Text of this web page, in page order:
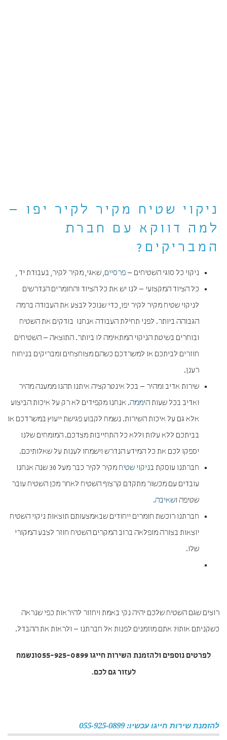
ניקוי שטיח מקיר לקיר יפו –
למה דווקא עם חברת
המבריקים?
ניקוי כל סוגי השטיחים – פרסיים, שאגי, מקיר לקיר, בעבודת יד ,
כל הציוד המקצועי – לנו יש את כל הציוד והחומרים הנדרשים
לניקוי שטיח מקיר לקיר יפו, כדי שנוכל לבצע את העבודה ברמה
הגבוהה ביותר. לפני תחילת העבודה אנחנו בודקים את השטיח
ובוחרים בשיטת הניקוי המתאימה לו ביותר. התוצאה – השטיחים
חוזרים לביתכם או למשרדכם כשהם מצוחצחים ומבריקים בניחוח
רענן.
שירות אדיב ומהיר – בכל אינטרקציה איתנו תהנו ממענה מהיר
ואדיב בכל שעות היממה. אנחנו מקפידים לא רק על איכות הביצוע
אלא גם על איכות השירות. נשמח לקבוע פגישת ייעוץ במשרדכם או
בביתכם ללא עלות וללא כל התחייבות מצדכם. המומחים שלנו
יספקו לכם את כל המידע הנדרש וישמחו לענות על שאלותיכם.
חברתנו עוסקת בניקוי שטיח
מקיר לקיר כבר מעל 30 שנה אנחנו
עובדים עם מכשור מתקדם קרצוף השטיח לאחר מכן השטיח עובר
שטיפה ושאיבה.
חברתנו רוכשת חומרים ייחודים שבאמצעותם תוצאות ניקוי השטיח
יוצאות בצורה מופלאה ברוב המקרים השטיח חוזר לצבע המקורי
שלו.
רוצים שגם השטיח שלכם יהיה נקי באמת ויחזור להיראות כפי שנראה
כשקניתם אותו? אתם מוזמנים לפנות אל חברתנו – ולראות את ההבדל.
לפרטים נוספים ולהזמנת השירות חייגו055-925-0899ונשמח
לעזור גם לכם.
להזמנת שירות חייגו עכשיו: 055-925-0899